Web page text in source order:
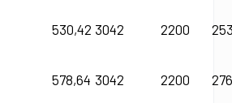
530,42 3042 2200
578,64 3042 2200